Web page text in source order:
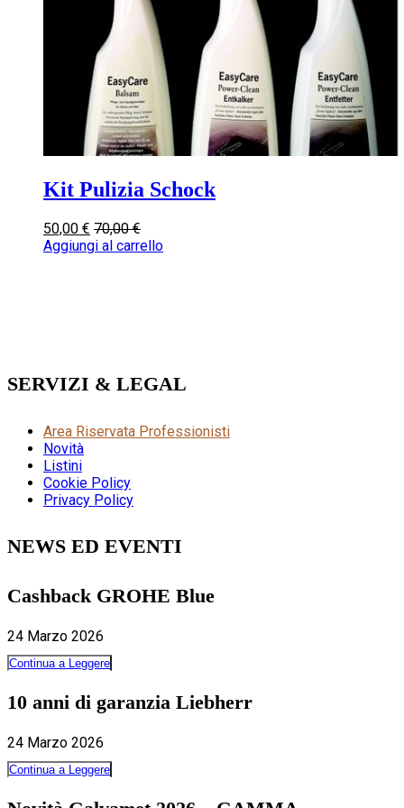
Kit Pulizia Schock
50,00 € 70,00€
Aggiungi al carrello
SERVIZI & LEGAL
Area Riservata Professionisti
Novità
Listini
Cookie Policy
Privacy Policy
NEWS ED EVENTI
Cashback GROHE Blue
24 Marzo 2026
Continua a Leggere
10 anni di garanzia Liebherr
24 Marzo 2026
Continua a Leggere